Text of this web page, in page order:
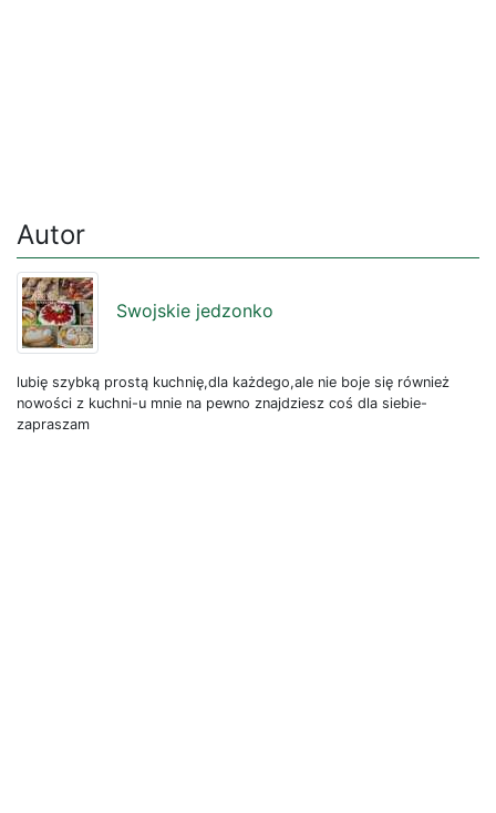
Autor
Swojskie jedzonko
lubię szybką prostą kuchnię,dla każdego,ale nie boje się również
nowości z kuchni-u mnie na pewno znajdziesz coś dla siebie-
zapraszam